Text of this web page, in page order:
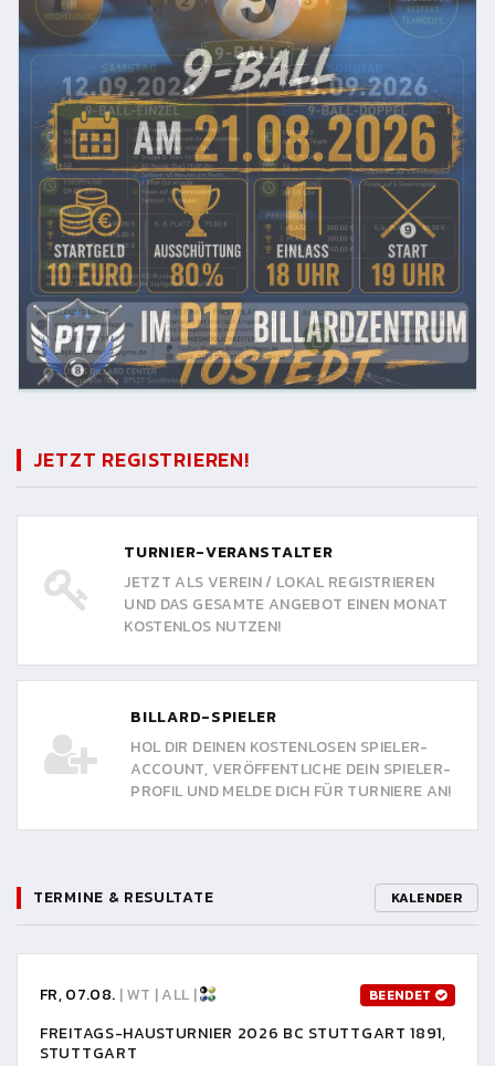
JETZT REGISTRIEREN!
TURNIER-VERANSTALTER
JETZT ALS VEREIN / LOKAL REGISTRIEREN
UND DAS GESAMTE ANGEBOT EINEN MONAT
KOSTENLOS NUTZEN!
BILLARD-SPIELER
HOL DIR DEINEN KOSTENLOSEN SPIELER-
ACCOUNT, VERÖFFENTLICHE DEIN SPIELER-
PROFIL UND MELDE DICH FÜR TURNIERE AN!
TERMINE & RESULTATE KALENDER
FR, 07.08. | WT | ALL | BEENDET
FREITAGS-HAUSTURNIER 2026 BC STUTTGART 1891,
STUTTGART